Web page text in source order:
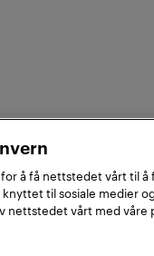
å få nettstedet vårt til
til sosiale medier
nettstedet vårt med våre